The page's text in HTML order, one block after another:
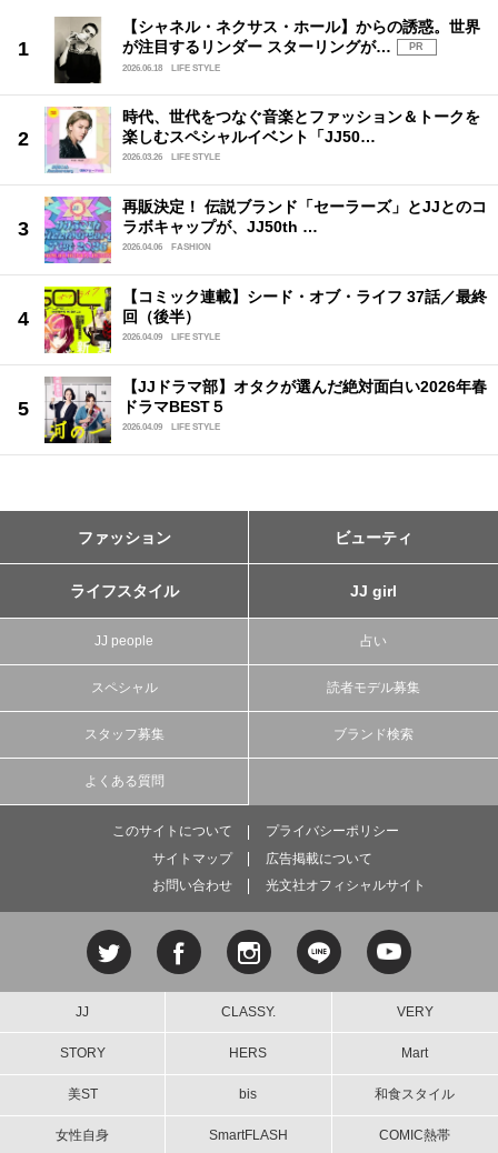
【シャネル・ネクサス・ホール】からの誘惑。世界
が注目するリンダー スターリングが…
PR
2026.06.18
LIFE STYLE
時代、世代をつなぐ音楽とファッション＆トークを
楽しむスペシャルイベント「JJ50…
2026.03.26 LIFE STYLE
再販決定！ 伝説ブランド「セーラーズ」とJJとのコ
ラボキャップが、JJ50th …
2026.04.06 FASHION
【コミック連載】シード・オブ・ライフ 37話／最終
回（後半）
2026.04.09 LIFE STYLE
【JJドラマ部】オタクが選んだ絶対面白い2026年春
ドラマBEST５
2026.04.09 LIFE STYLE
ファッション ビューティ
ライフスタイル JJ girl
JJ people 占い
スペシャル 読者モデル募集
スタッフ募集 ブランド検索
よくある質問
このサイトについて
プライバシーポリシー
サイトマップ
広告掲載について
お問い合わせ
光文社オフィシャルサイト
JJ CLASSY. VERY
STORY HERS Mart
美ST bis 和食スタイル
女性自身 SmartFLASH COMIC熱帯